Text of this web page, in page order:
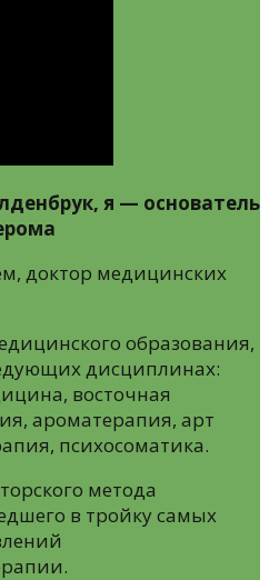
я — основатель
доктор медицинских
образования,
дисциплинах:
восточная
ароматерапия, арт
психосоматика.
метода
в тройку самых